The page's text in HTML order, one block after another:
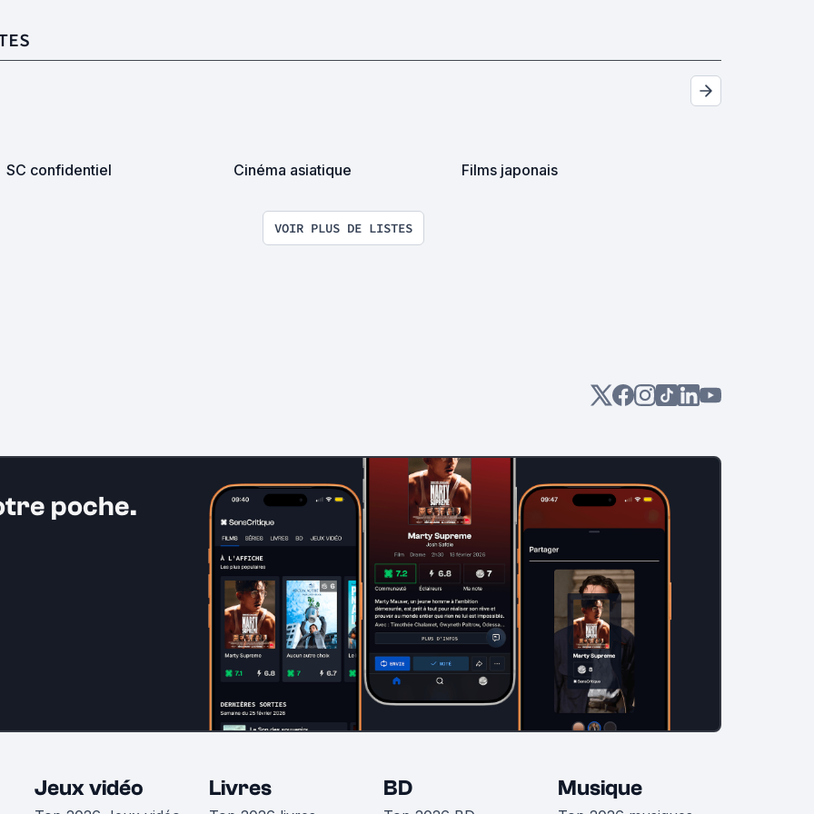
SC confidentiel Cinéma asiatique Films japonais
VOIR PLUS DE LISTES
poche.
Jeux vidéo Livres BD Musique